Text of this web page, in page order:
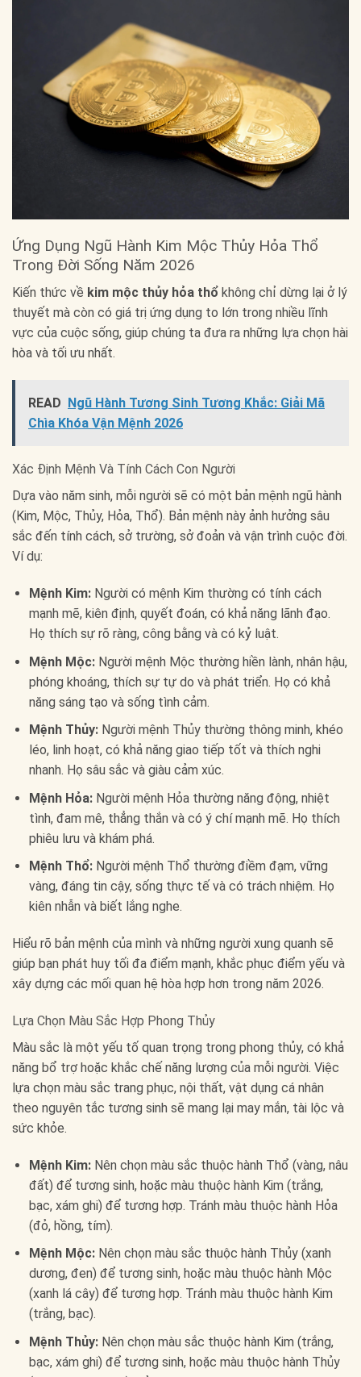
Ứng Dụng Ngũ Hành Kim Mộc Thủy Hỏa Thổ
Trong Đời Sống Năm 2026
Kiến thức về kim mộc thủy hỏa thổ không chỉ dừng lại ở lý
thuyết mà còn có giá trị ứng dụng to lớn trong nhiều lĩnh
vực của cuộc sống, giúp chúng ta đưa ra những lựa chọn hài
hòa và tối ưu nhất.
READ
Ngũ Hành Tương Sinh Tương Khắc: Giải Mã
Chìa Khóa Vận Mệnh 2026
Xác Định Mệnh Và Tính Cách Con Người
Dựa vào năm sinh, mỗi người sẽ có một bản mệnh ngũ hành
(Kim, Mộc, Thủy, Hỏa, Thổ). Bản mệnh này ảnh hưởng sâu
sắc đến tính cách, sở trường, sở đoản và vận trình cuộc đời.
Ví dụ:
Mệnh Kim:Người có mệnh Kim thường có tính cách
mạnh mẽ, kiên định, quyết đoán, có khả năng lãnh đạo.
Họ thích sự rõ ràng, công bằng và có kỷ luật.
Mệnh Mộc:Người mệnh Mộc thường hiền lành, nhân hậu,
phóng khoáng, thích sự tự do và phát triển. Họ có khả
năng sáng tạo và sống tình cảm.
Mệnh Thủy:Người mệnh Thủy thường thông minh, khéo
léo, linh hoạt, có khả năng giao tiếp tốt và thích nghi
nhanh. Họ sâu sắc và giàu cảm xúc.
Mệnh Hỏa:Người mệnh Hỏa thường năng động, nhiệt
tình, đam mê, thẳng thắn và có ý chí mạnh mẽ. Họ thích
phiêu lưu và khám phá.
Mệnh Thổ:Người mệnh Thổ thường điềm đạm, vững
vàng, đáng tin cậy, sống thực tế và có trách nhiệm. Họ
kiên nhẫn và biết lắng nghe.
Hiểu rõ bản mệnh của mình và những người xung quanh sẽ
giúp bạn phát huy tối đa điểm mạnh, khắc phục điểm yếu và
xây dựng các mối quan hệ hòa hợp hơn trong năm 2026.
Lựa Chọn Màu Sắc Hợp Phong Thủy
Màu sắc là một yếu tố quan trọng trong phong thủy, có khả
năng bổ trợ hoặc khắc chế năng lượng của mỗi người. Việc
lựa chọn màu sắc trang phục, nội thất, vật dụng cá nhân
theo nguyên tắc tương sinh sẽ mang lại may mắn, tài lộc và
sức khỏe.
Mệnh Kim:Nên chọn màu sắc thuộc hành Thổ (vàng, nâu
đất) để tương sinh, hoặc màu thuộc hành Kim (trắng,
bạc, xám ghi) để tương hợp. Tránh màu thuộc hành Hỏa
(đỏ, hồng, tím).
Mệnh Mộc:Nên chọn màu sắc thuộc hành Thủy (xanh
dương, đen) để tương sinh, hoặc màu thuộc hành Mộc
(xanh lá cây) để tương hợp. Tránh màu thuộc hành Kim
(trắng, bạc).
Mệnh Thủy:Nên chọn màu sắc thuộc hành Kim (trắng,
bạc, xám ghi) để tương sinh, hoặc màu thuộc hành Thủy